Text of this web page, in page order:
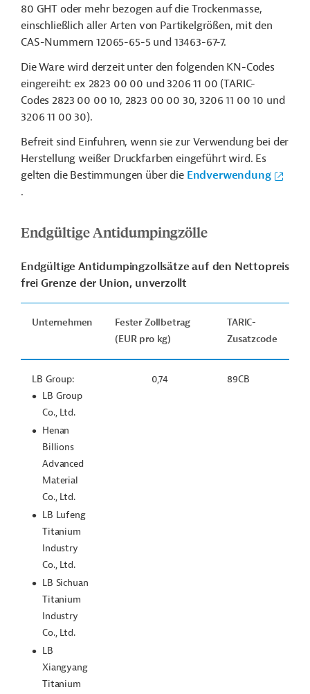
80 GHT oder mehr bezogen auf die Trockenmasse,
einschließlich aller Arten von Partikelgrößen, mit den
CAS-Nummern 12065-65-5 und 13463-67-7.
Die Ware wird derzeit unter den folgenden KN-Codes
eingereiht: ex 2823 00 00 und 3206 11 00 (TARIC-
Codes 2823 00 00 10, 2823 00 00 30, 3206 11 00 10 und
3206 11 00 30).
Befreit sind Einfuhren, wenn sie zur Verwendung bei der
Herstellung weißer Druckfarben eingeführt wird. Es
gelten die Bestimmungen über die Endverwendung
.
Endgültige Antidumpingzölle
Endgültige Antidumpingzollsätze auf den Nettopreis
frei Grenze der Union, unverzollt
Unternehmen
Fester Zollbetrag
(EUR pro kg)
TARIC-
Zusatzcode
LB Group:
LB Group
Co., Ltd.
Henan
Billions
Advanced
Material
Co., Ltd.
LB Lufeng
Titanium
Industry
Co., Ltd.
LB Sichuan
Titanium
Industry
Co., Ltd.
LB
Xiangyang
Titanium
0,74 89CB